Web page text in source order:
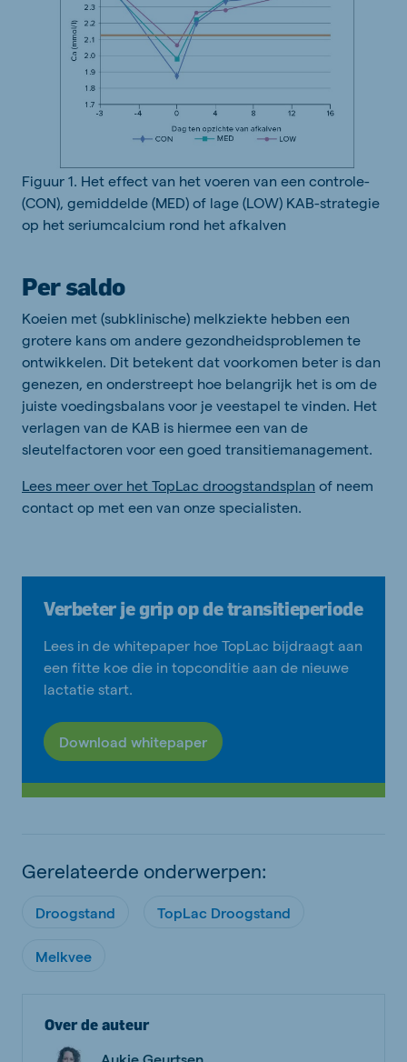
Figuur 1. Het effect van het voeren van een controle-
(CON), gemiddelde (MED) of lage (LOW) KAB-strategie
op het seriumcalcium rond het afkalven
Per saldo
Koeien met (subklinische) melkziekte hebben een
grotere kans om andere gezondheidsproblemen te
ontwikkelen. Dit betekent dat voorkomen beter is dan
genezen, en onderstreept hoe belangrijk het is om de
juiste voedingsbalans voor je veestapel te vinden. Het
verlagen van de KAB is hiermee een van de
sleutelfactoren voor een goed transitiemanagement.
Lees meer over het TopLac droogstandsplan of neem
contact op met een van onze specialisten.
Verbeter je grip op de transitieperiode
Lees in de whitepaper hoe TopLac bijdraagt aan
een fitte koe die in topconditie aan de nieuwe
lactatie start.
Download whitepaper
Gerelateerde onderwerpen:
Droogstand TopLac Droogstand
Melkvee
Over de auteur